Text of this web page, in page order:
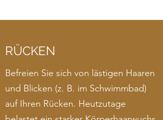
RÜCKEN
Befreien Sie sich von lästigen Haaren
und Blicken (z. B. im Schwimmbad)
auf Ihren Rücken. Heutzutage